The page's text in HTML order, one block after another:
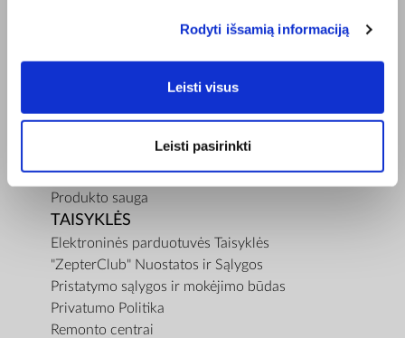
Rodyti išsamią informaciją
Leisti visus
Leisti pasirinkti
Bioptron.lt
Susisiekite su mumis
Produkto sauga
TAISYKLĖS
Elektroninės parduotuvės Taisyklės
"ZepterClub" Nuostatos ir Sąlygos
Pristatymo sąlygos ir mokėjimo būdas
Privatumo Politika
Remonto centrai